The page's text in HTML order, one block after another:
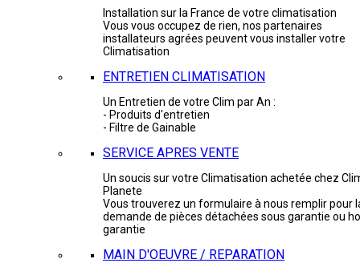
Installation sur la France de votre climatisation
Vous vous occupez de rien, nos partenaires
installateurs agrées peuvent vous installer votre
Climatisation
ENTRETIEN CLIMATISATION
Un Entretien de votre Clim par An :
- Produits d'entretien
- Filtre de Gainable
SERVICE APRES VENTE
Un soucis sur votre Climatisation achetée chez
Planete
Vous trouverez un formulaire à nous remplir pour
demande de pièces détachées sous garantie ou
garantie
MAIN D'OEUVRE / REPARATION